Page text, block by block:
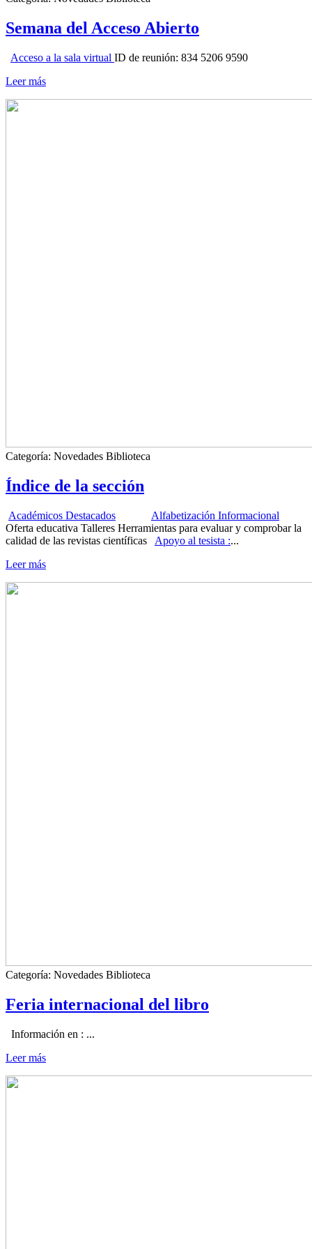
Semana del Acceso Abierto
Acceso a la sala virtual ID de reunión: 834 5206 9590
Leer más
Categoría: Novedades Biblioteca
Índice de la sección
Académicos Destacados
Alfabetización Informacional
Oferta educativa Talleres Herramientas para evaluar y comprobar la
calidad de las revistas científicas Apoyo al tesista :...
Leer más
Categoría: Novedades Biblioteca
Feria internacional del libro
Información en : ...
Leer más